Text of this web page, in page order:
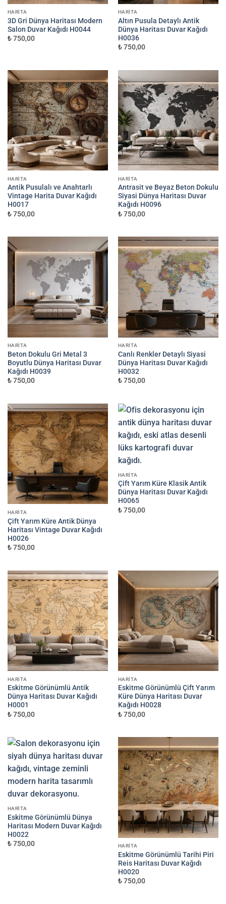
HARITA
3D Gri Dünya Haritası Modern
Salon Duvar Kağıdı H0044
₺ 750,00
HARITA
Altın Pusula Detaylı Antik
Dünya Haritası Duvar Kağıdı
H0036
₺ 750,00
HARITA
Antik Pusulalı ve Anahtarlı
Vintage Harita Duvar Kağıdı
H0017
₺ 750,00
HARITA
Antrasit ve Beyaz Beton Dokulu
Siyasi Dünya Haritası Duvar
Kağıdı H0096
₺ 750,00
HARITA
Beton Dokulu Gri Metal 3
Boyutlu Dünya Haritası Duvar
Kağıdı H0039
₺ 750,00
HARITA
Canlı Renkler Detaylı Siyasi
Dünya Haritası Duvar Kağıdı
H0032
₺ 750,00
HARITA
Çift Yarım Küre Antik Dünya
Haritası Vintage Duvar Kağıdı
H0026
₺ 750,00
HARITA
Çift Yarım Küre Klasik Antik
Dünya Haritası Duvar Kağıdı
H0065
₺ 750,00
HARITA
Eskitme Görünümlü Antik
Dünya Haritası Duvar Kağıdı
H0001
₺ 750,00
HARITA
Eskitme Görünümlü Çift Yarım
Küre Dünya Haritası Duvar
Kağıdı H0028
₺ 750,00
HARITA
Eskitme Görünümlü Dünya
Haritası Modern Duvar Kağıdı
H0022
₺ 750,00
HARITA
Eskitme Görünümlü Tarihi Piri
Reis Haritası Duvar Kağıdı
H0020
₺ 750,00